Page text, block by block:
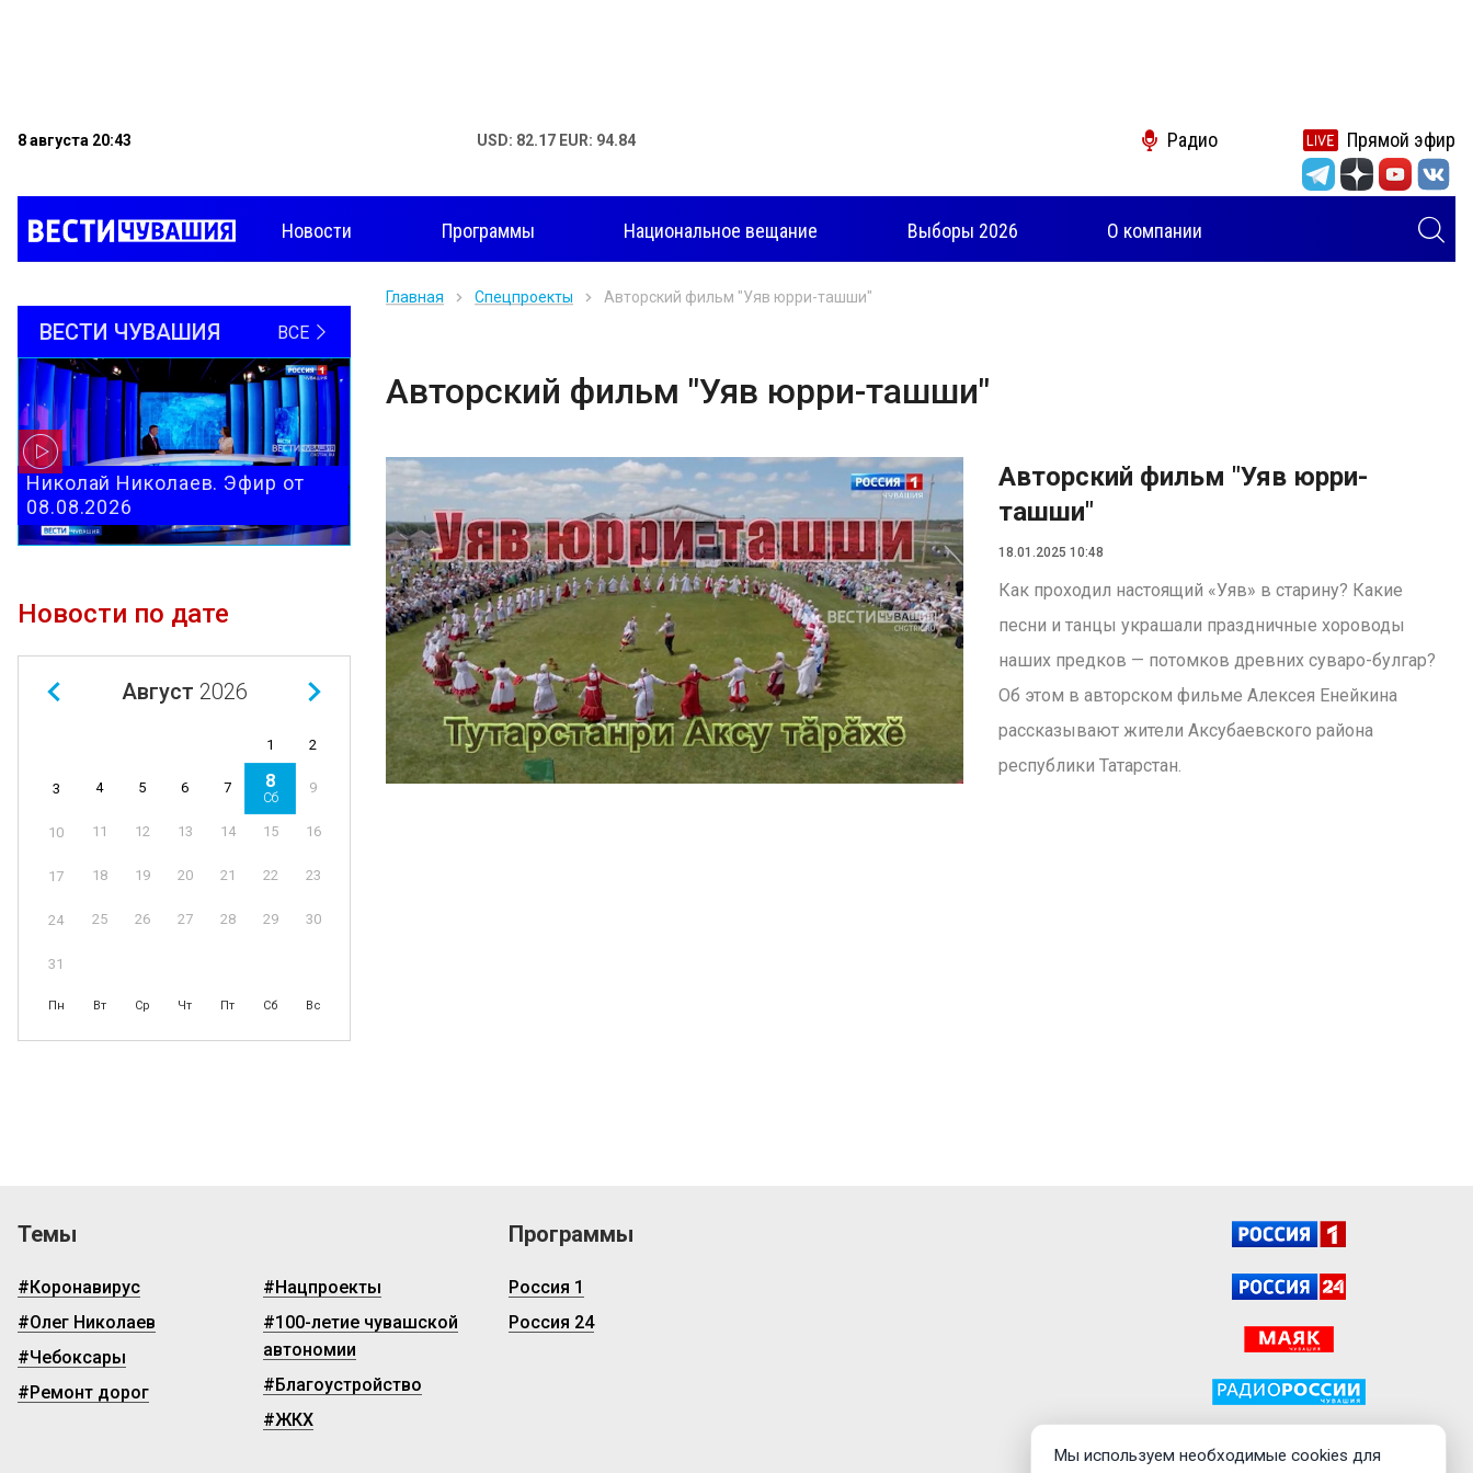
8 августа 20:43 USD: 82.17 EUR: 94.84 Радио Прямой эфир
Новости Программы Национальное вещание Выборы 2026 О компании
ВЕСТИ ЧУВАШИЯ ВСЕ
Николай Николаев. Эфир от
08.08.2026
Новости по дате
Август 2026
Пн Вт Ср Чт Пт Сб Вс
1 2
3 4 5 6 7 8
Сб
9
10 11 12 13 14 15 16
17 18 19 20 21 22 23
24 25 26 27 28 29 30
31
Главная Спецпроекты Авторский фильм "Уяв юрри-ташши"
Авторский фильм "Уяв юрри-ташши"
Авторский фильм "Уяв юрри-
ташши"
18.01.2025 10:48
Как проходил настоящий «Уяв» в старину? Какие
песни и танцы украшали праздничные хороводы
наших предков — потомков древних суваро-булгар?
Об этом в авторском фильме Алексея Енейкина
рассказывают жители Аксубаевского района
республики Татарстан.
Темы
#Коронавирус
#Олег Николаев
#Чебоксары
#Ремонт дорог
#Нацпроекты
#100-летие чувашской
автономии
#Благоустройство
#ЖКХ
Программы
Россия 1
Россия 24
Мы используем необходимые cookies для